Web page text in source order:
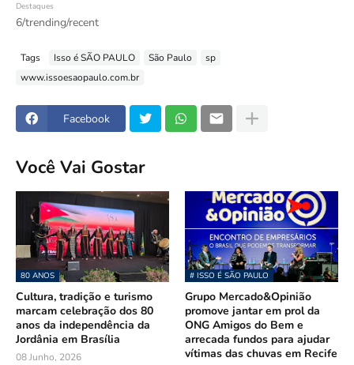
Destaques
6/trending/recent
Tags Isso é SÃO PAULO São Paulo
sp
www.issoesaopaulo.com.br
Facebook
Você Vai Gostar
80 ANOS
Cultura, tradição e turismo
marcam celebração dos 80
anos da independência da
Jordânia em Brasília
08 Junho, 2026
# ISSO É SÃO PAULO
Grupo Mercado&Opinião
promove jantar em prol da
ONG Amigos do Bem e
arrecada fundos para ajudar
vítimas das chuvas em Recife